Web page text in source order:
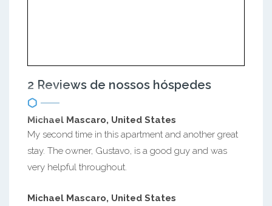
2 Reviews de nossos hóspedes
Michael Mascaro, United States
My second time in this apartment and another great
stay. The owner, Gustavo, is a good guy and was
very helpful throughout.
Michael Mascaro, United States